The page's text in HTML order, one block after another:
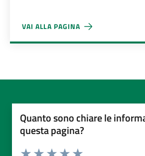
VAI ALLA PAGINA
GIUNTA COMUNALE
Quanto sono chiare le
questa pagina?
Valuta da 1 a 5 stelle la pagina